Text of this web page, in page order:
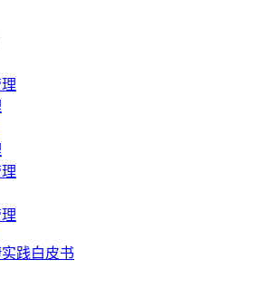
践白皮书